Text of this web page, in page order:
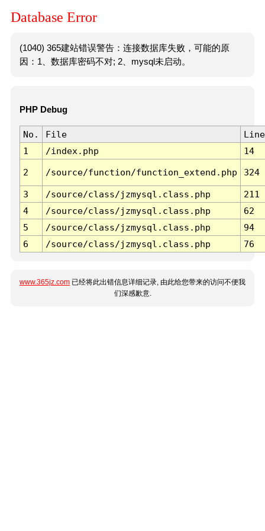
Database Error
(1040) 365建站错误警告：连接数据库失败，可能的原
因：1、数据库密码不对; 2、mysql未启动。
PHP Debug
No. File
Line
1
/index.php 14
2 /source/function/function_extend.php 324
3 /source/class/jzmysql.class.php
211
4
/source/class/jzmysql.class.php
62
5
/source/class/jzmysql.class.php
94
6
/source/class/jzmysql.class.php 76
www.365jz.com 已经将此出错信息详细记录, 由此给您带来的访问不便我
们深感歉意.